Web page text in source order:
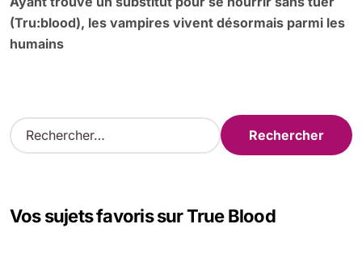
(Tru:blood), les vampires vivent désormais parmi les
humains
R
e
r
Vos sujets favoris sur True Blood